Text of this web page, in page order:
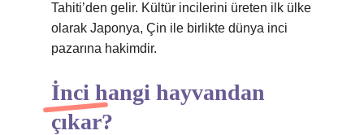
Tahiti’den gelir. Kültür incilerini üreten ilk ülke
olarak Japonya, Çin ile birlikte dünya inci
pazarına hakimdir.
İnci hangi hayvandan
çıkar?